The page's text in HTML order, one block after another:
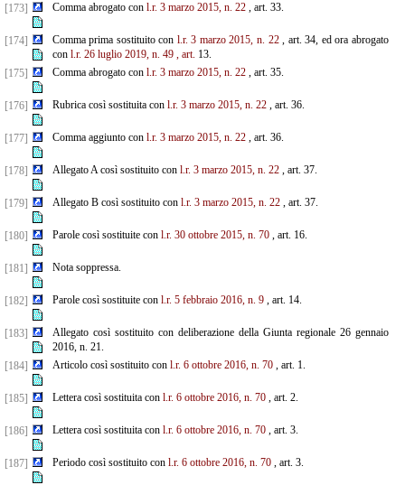
[173] Comma abrogato con l.r. 3 marzo 2015, n. 22, art. 33.
[174] Comma prima sostituito con l.r. 3 marzo 2015, n. 22, art. 34, ed ora abrogato
con l.r. 26 luglio 2019, n. 49 , art. 13.
[175]
Comma abrogato con l.r. 3 marzo 2015, n. 22, art. 35.
[176] Rubrica così sostituita con l.r. 3 marzo 2015, n. 22, art. 36.
[177] Comma aggiunto con l.r. 3 marzo 2015, n. 22, art. 36.
[178] Allegato A così sostituito con l.r. 3 marzo 2015, n. 22, art. 37.
[179] Allegato B così sostituito con l.r. 3 marzo 2015, n. 22, art. 37.
[180] Parole così sostituite con l.r. 30 ottobre 2015, n. 70, art. 16.
[181] Nota soppressa.
[182] Parole così sostituite con l.r. 5 febbraio 2016, n. 9, art. 14.
[183]
Allegato così sostituito con deliberazione della Giunta regionale 26 gennaio
2016, n. 21.
[184]
Articolo così sostituito con l.r. 6 ottobre 2016, n. 70, art. 1.
[185] Lettera così sostituita con l.r. 6 ottobre 2016, n. 70, art. 2.
[186] Lettera così sostituita con l.r. 6 ottobre 2016, n. 70, art. 3.
[187] Periodo così sostituito con l.r. 6 ottobre 2016, n. 70, art. 3.